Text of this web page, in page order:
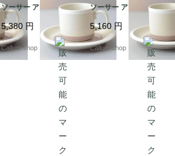
ソーサー アラビア トゥ
パ フィンランド 北欧
北欧食器 陶器 アンティ
ーク ヴィンテージ_it44
93
5,380 円
Callum shop
ソーサー アラビア トゥ
パ フィンランド 北欧
北欧食器 陶器 アンティ
ーク ヴィンテージ_it44
91
5,160 円
Callum shop